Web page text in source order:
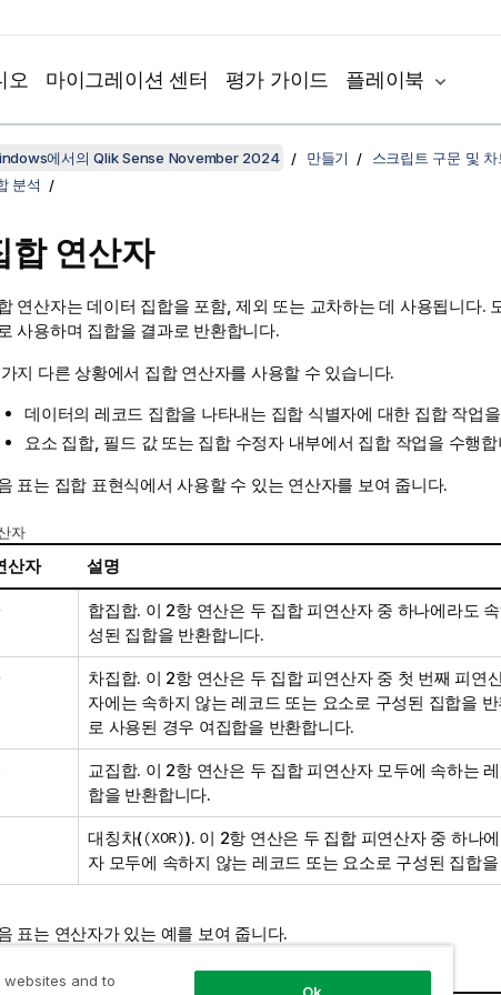
오 마이그레이션 센터 평가 가이드 플레이북
에서의 Qlik Sense November 2024 만들기 스크립트 구문 및 차
분석
합 연산자
연산자는 데이터 집합을 포함, 제외 또는 교차하는 데 사용됩니다.
사용하며 집합을 결과로 반환합니다.
지 다른 상황에서 집합 연산자를 사용할 수 있습니다.
데이터의 레코드 집합을 나타내는 집합 식별자에 대한 집합 작업
요소 집합, 필드 값 또는 집합 수정자 내부에서 집합 작업을 수행합
표는 집합 표현식에서 사용할 수 있는 연산자를 보여 줍니다.
자
산자 설명
합집합. 이 2항 연산은 두 집합 피연산자 중 하나에라도
성된 집합을 반환합니다.
차집합. 이 2항 연산은 두 집합 피연산자 중 첫 번째 피연
자에는 속하지 않는 레코드 또는 요소로 구성된 집합을
로 사용된 경우 여집합을 반환합니다.
교집합. 이 2항 연산은 두 집합 피연산자 모두에 속하는
합을 반환합니다.
대칭차((XOR)). 이 2항 연산은 두 집합 피연산자 중 하나
자 모두에 속하지 않는 레코드 또는 요소로 구성된 집합
표는 연산자가 있는 예를 보여 줍니다.
자를 사용한 예
and to